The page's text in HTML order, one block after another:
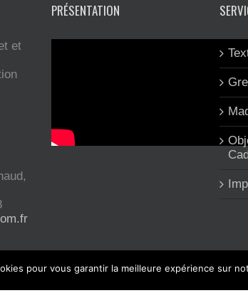
et
PRÉSENTATION
sur Guipavas, la société CLEA'COM est
pour vous garantir la meilleure expérience sur